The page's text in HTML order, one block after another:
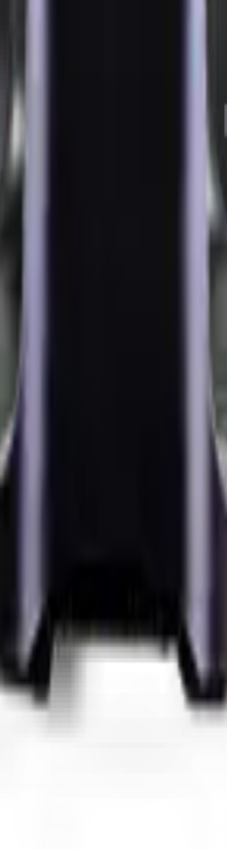
kabul edersiniz.
hızlı kargo, satış sonrası destek.